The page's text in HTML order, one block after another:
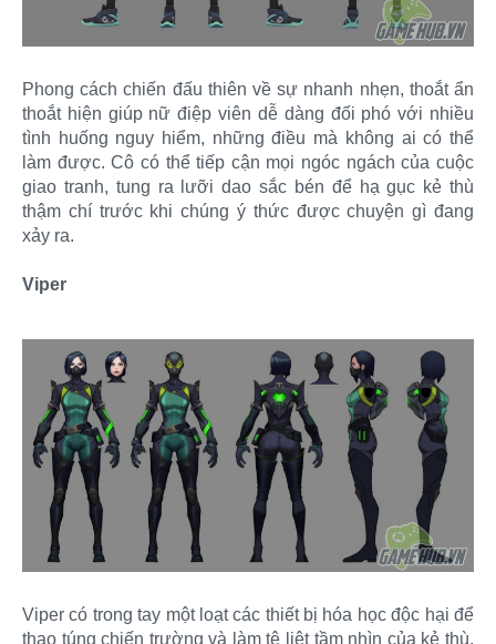
Phong cách chiến đấu thiên về sự nhanh nhẹn, thoắt ẩn
thoắt hiện giúp nữ điệp viên dễ dàng đối phó với nhiều
tình huống nguy hiểm, những điều mà không ai có thể
làm được. Cô có thể tiếp cận mọi ngóc ngách của cuộc
giao tranh, tung ra lưỡi dao sắc bén để hạ gục kẻ thù
thậm chí trước khi chúng ý thức được chuyện gì đang
xảy ra.
Viper
Viper có trong tay một loạt các thiết bị hóa học độc hại để
thao túng chiến trường và làm tê liệt tầm nhìn của kẻ thù.